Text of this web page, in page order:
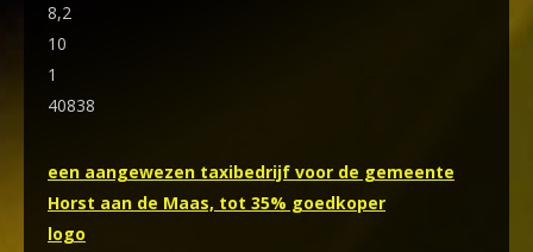
8,2
10
1
40838
een aangewezen taxibedrijf voor de gemeente
Horst aan de Maas, tot 35% goedkoper
logo